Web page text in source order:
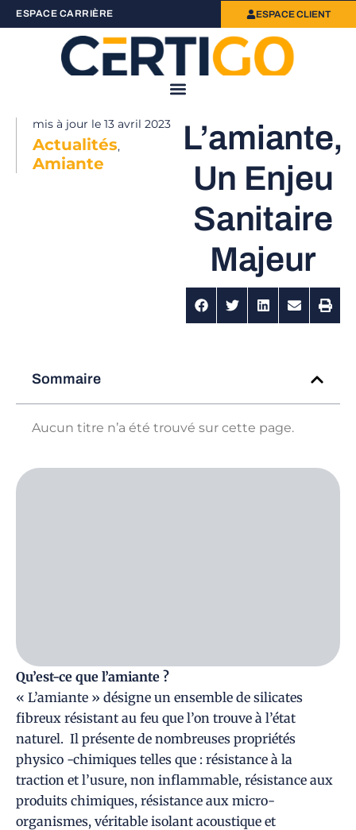
ESPACE CARRIÈRE ESPACE CLIENT
mis à jour le 13 avril 2023
Actualités,
Amiante
L’amiante,
Un Enjeu
Sanitaire
Majeur
Sommaire
Aucun titre n’a été trouvé sur cette page.
Qu’est-ce que l’amiante ?
« L’amiante » désigne un ensemble de silicates
fibreux résistant au feu que l’on trouve à l’état
naturel. Il présente de nombreuses propriétés
physico -chimiques telles que : résistance à la
traction et l’usure, non inflammable, résistance aux
produits chimiques, résistance aux micro-
organismes, véritable isolant acoustique et